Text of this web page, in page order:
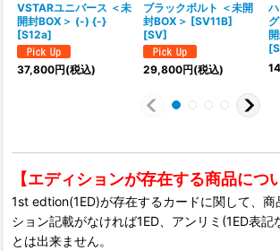
VSTARユニバース ＜未
開封BOX＞ (-) {-}
[S12a]
37,800円(税込)
ブラックボルト ＜未開
封BOX＞ [SV11B]
[SV]
29,800円(税込)
【エディションが存在する商品につ
1st edtion(1ED)が存在するカードに関して、商
ション記載がなければ1ED、アンリミ(1ED表記
とは出来ません。